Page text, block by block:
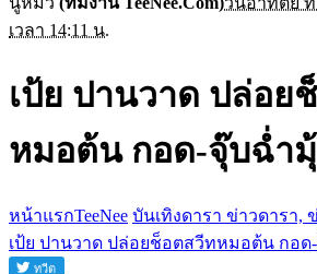
เวลา 14:11 น.
เป้ย ปานวาด ปล่อย
หมอต้น กอด-จุ๊บฉ่ำ
หน้าแรกTeeNee บันเทิงดารา ข่าวดารา,
เป้ย ปานวาด ปล่อยช็อตสวีทหมอต้น กอด